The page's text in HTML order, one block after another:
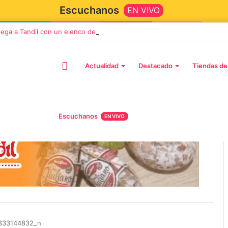
Escuchanos EN VIVO
llega a Tandil con un elenco de lujo encabezado por Capusotto,
Actualidad Destacado Tiendas
Escuchanos EN VIVO
y Adiós
2 octubre, 2026
elenco de lujo encabezado por